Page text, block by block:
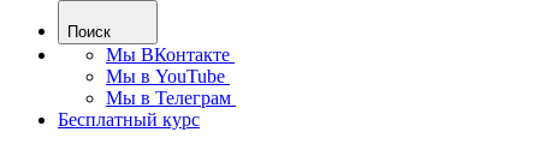
Поиск
Мы ВКонтакте
Мы в YouTube
Мы в Телеграм
Бесплатный курс